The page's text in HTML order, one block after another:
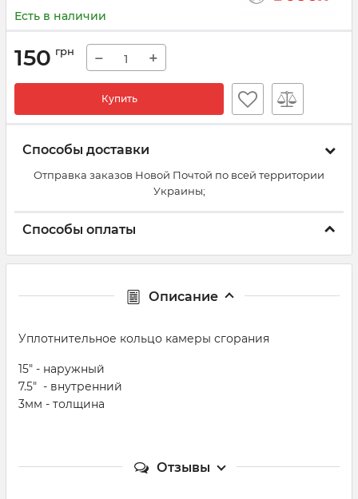
Есть в наличии
150 грн − +
Купить
Способы доставки
Отправка заказов Новой Почтой по всей территории
Украины;
Способы оплаты
Описание
Уплотнительное кольцо камеры сгорания
15" - наружный
7.5" - внутренний
3мм - толщина
Отзывы